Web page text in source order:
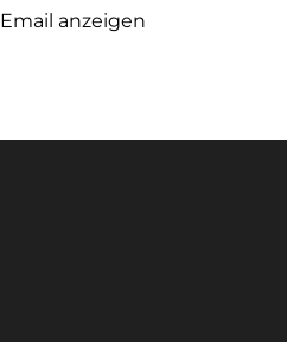
Email anzeigen